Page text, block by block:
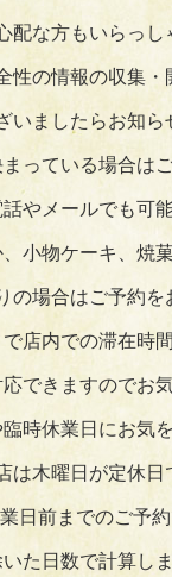
配な方もいらっし
の情報の収集・
いましたらお知ら
っている場合は
やメールでも可能
小物ケーキ、焼
の場合はご予約を
店内での滞在時
できますのでお
時休業日にお気
は木曜日が定休日
日前までのご予
た日数で計算しま